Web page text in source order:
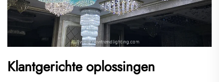
Klantgerichte oplossingen